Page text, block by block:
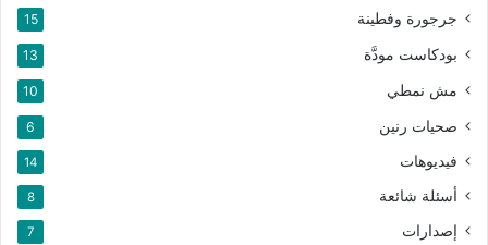
جرجورة وفطينة 15
بودكاست مودَّة 13
مش نمطي 10
صحيات رنين 6
فيديوهات 14
أسئلة شائعة 8
إصدارات 7